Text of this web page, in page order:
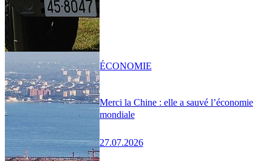
Merci la Chine : elle a sauvé l’économie
mondiale
27.07.2026
ÉCONOMIE